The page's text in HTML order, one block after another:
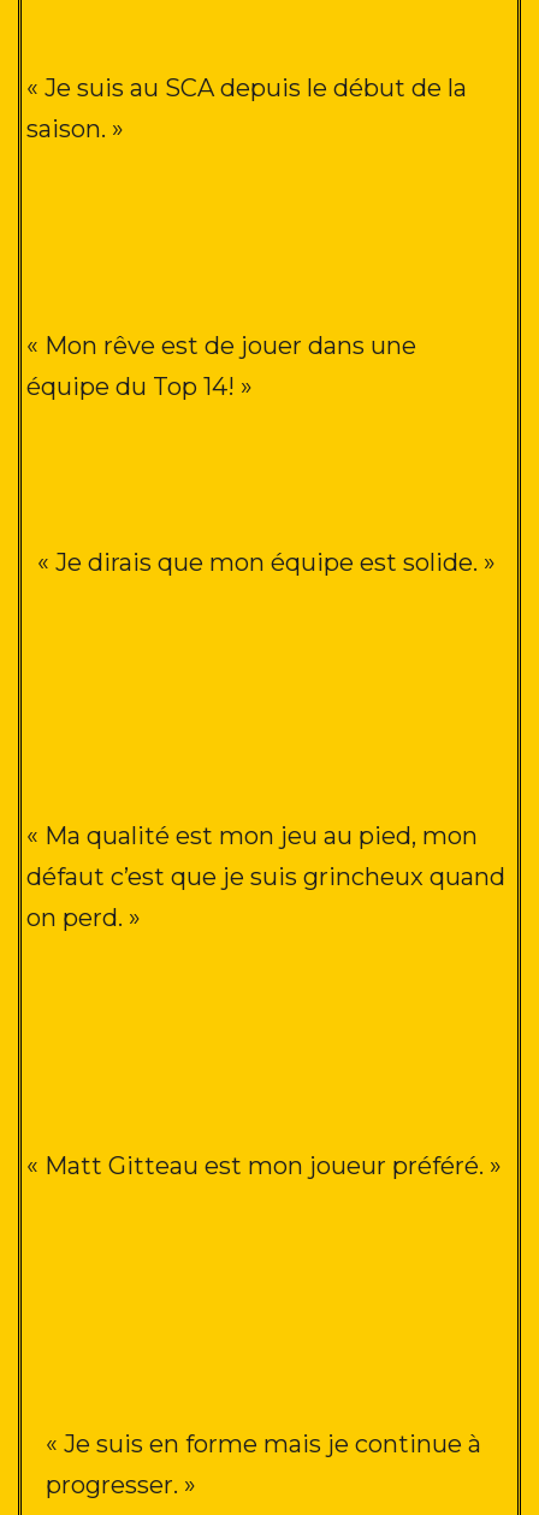
« Je suis au SCA depuis le début de la
saison. »
« Mon rêve est de jouer dans une
équipe du Top 14! »
« Je dirais que mon équipe est solide. »
« Ma qualité est mon jeu au pied, mon
défaut c’est que je suis grincheux quand
on perd. »
« Matt Gitteau est mon joueur préféré. »
« Je suis en forme mais je continue à
progresser. »